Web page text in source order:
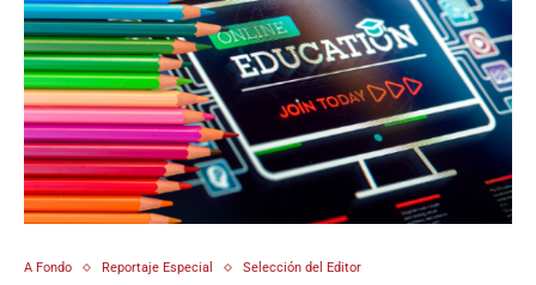
A Fondo Reportaje Especial Selección del Editor